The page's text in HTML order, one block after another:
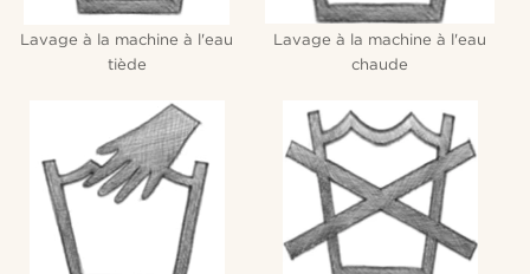
Lavage à la machine à l'eau
tiède
Lavage à la machine à l'eau
chaude